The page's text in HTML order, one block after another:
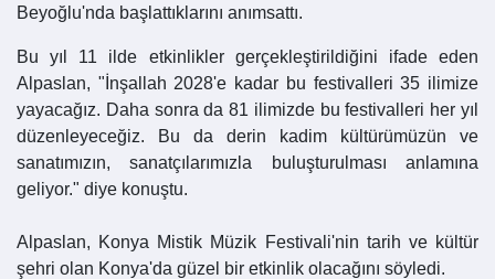
Beyoğlu'nda başlattıklarını anımsattı.
Bu yıl 11 ilde etkinlikler gerçekleştirildiğini ifade eden
Alpaslan, "İnşallah 2028'e kadar bu festivalleri 35 ilimize
yayacağız. Daha sonra da 81 ilimizde bu festivalleri her yıl
düzenleyeceğiz. Bu da derin kadim kültürümüzün ve
sanatımızın, sanatçılarımızla buluşturulması anlamına
geliyor." diye konuştu.
Alpaslan, Konya Mistik Müzik Festivali'nin tarih ve kültür
şehri olan Konya'da güzel bir etkinlik olacağını söyledi.